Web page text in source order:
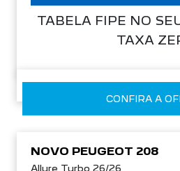
TABELA FIPE NO
TAXA
CONFIRA A
NOVO PEUGEOT 208
Allure Turbo 26/26